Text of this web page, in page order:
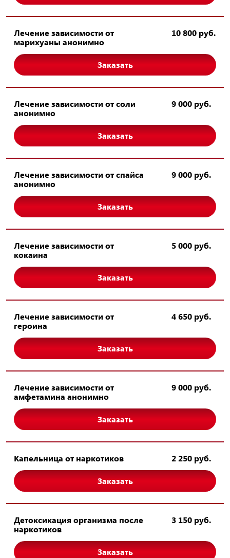
Лечение зависимости от
марихуаны анонимно
10 800 руб.
Заказать
Лечение зависимости от соли
анонимно
9 000 руб.
Заказать
Лечение зависимости от спайса
анонимно
9 000 руб.
Заказать
Лечение зависимости от
кокаина
5 000 руб.
Заказать
Лечение зависимости от
героина
4 650 руб.
Заказать
Лечение зависимости от
амфетамина анонимно
9 000 руб.
Заказать
Капельница от наркотиков 2 250 руб.
Заказать
Детоксикация организма после
наркотиков
3 150 руб.
Заказать